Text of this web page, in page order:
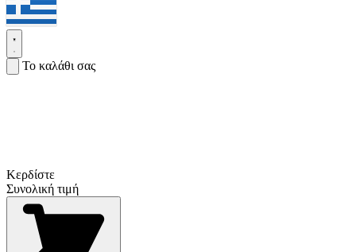
Το καλάθι σας
Κερδίστε
Συνολική τιμή